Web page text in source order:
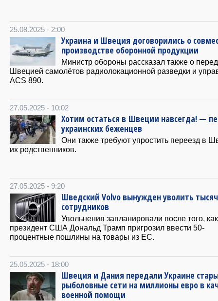
25.08.2025 - 2:00
Украина и Швеция договорились о
производстве оборонной продукции
Министр обороны рассказал также о
Швецией самолётов радиолокационной разведки и
ACS 890.
27.05.2025 - 10:02
Хотим остаться в Швеции навсегда! —
украинских беженцев
Они также требуют упростить переезд в
их родственников.
27.05.2025 - 9:20
Шведский Volvo вынужден уволить
сотрудников
Увольнения запланировали после того, как
президент США Дональд Трамп пригрозил ввести 50-
процентные пошлины на товары из ЕС.
25.05.2025 - 18:00
Швеция и Дания передали Украине
рыболовные сети на миллионы евро в
военной помощи